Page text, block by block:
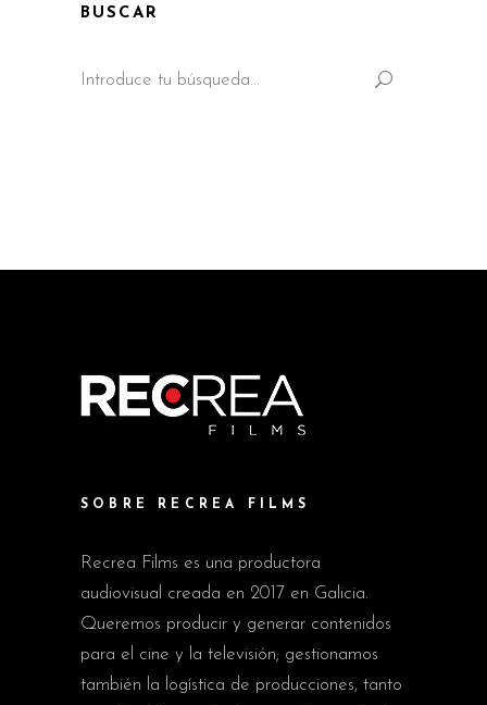
BUSCAR
for:
SOBRE RECREA FILMS
Recrea Films es una productora
audiovisual creada en 2017 en Galicia.
Queremos producir y generar contenidos
para el cine y la televisión; gestionamos
también la logística de producciones, tanto